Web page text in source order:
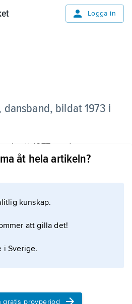
Logga in
dansband, bildat 1973 i
1977 med
dansband,
och sångaren Dan
medlemmar 1982–97.
Nilsson (numera
åt hela artikeln?
kunskap.
att gilla det!
i Sverige.
gratis provperiod